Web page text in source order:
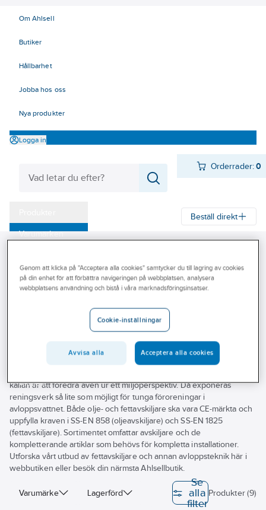
Om Ahlsell
Butiker
Hållbarhet
Jobba hos oss
Nya produkter
Logga in
Orderrader:0
Varumärken
Outlet
Aktuellt
Beställ direkt
Uponor
produkterna för komplett avloppsteknik. Fettavskiljare samt bensin-
och oljeavskiljare separerar effektivt substanser som annars riskerar
källan är att föredra även ur ett miljöperspektiv. Då exponeras
reningsverk så lite som möjligt för tunga föroreningar i
avloppsvattnet. Både olje- och fettavskiljare ska vara CE-märkta och
uppfylla kraven i SS-EN 858 (oljeavskiljare) och SS-EN 1825
(fettavskiljare). Sortimentet omfattar avskiljare och de
kompletterande artiklar som behövs för kompletta installationer.
Utforska vårt utbud av fettavskiljare och annan avloppsteknik här i
webbutiken eller besök din närmsta Ahlsellbutik.
Varumärke Lagerförd
Se
alla
filter
Produkter (9)
Genom att klicka på "Acceptera alla cookies" samtycker du till lagring av cookies
på din enhet för att förbättra navigeringen på webbplatsen, analysera
webbplatsens användning och bistå i våra marknadsföringsinsatser.
Cookie-inställningar
Avvisa alla Acceptera alla cookies